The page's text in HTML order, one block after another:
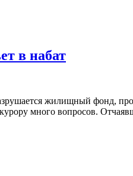
в набат
жилищный фонд,
много вопросов.